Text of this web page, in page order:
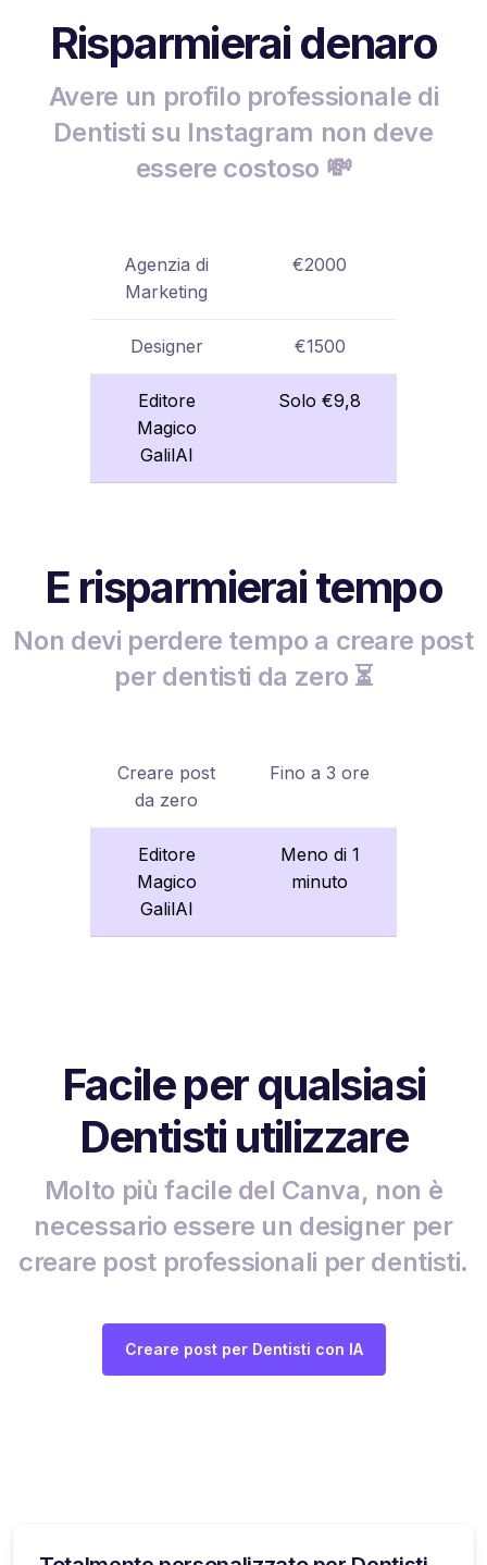
Risparmierai denaro
Avere un profilo professionale di
Dentisti su Instagram non deve
essere costoso 💸
Agenzia di
Marketing
€2000
Designer €1500
Editore
Magico
GalilAI
Solo €9,8
E risparmierai tempo
Non devi perdere tempo a creare post
per dentisti da zero ⏳
Creare post
da zero
Fino a 3 ore
Editore
Magico
GalilAI
Meno di 1
minuto
Facile per qualsiasi
Dentisti utilizzare
Molto più facile del Canva, non è
necessario essere un designer per
creare post professionali per dentisti.
Creare post per Dentisti con IA